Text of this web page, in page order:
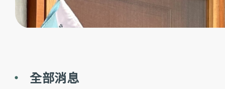
全部消息